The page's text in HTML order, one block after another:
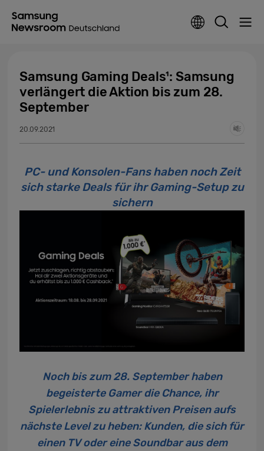
Samsung Gaming Deals¹: Samsung
verlängert die Aktion bis zum 28.
September
20.09.2021
PC- und Konsolen-Fans haben noch Zeit
sich starke Deals für ihr Gaming-Setup zu
sichern
Noch bis zum 28. September haben
begeisterte Gamer die Chance, ihr
Spielerlebnis zu attraktiven Preisen aufs
nächste Level zu heben: Kunden, die sich für
einen TV oder eine Soundbar aus dem